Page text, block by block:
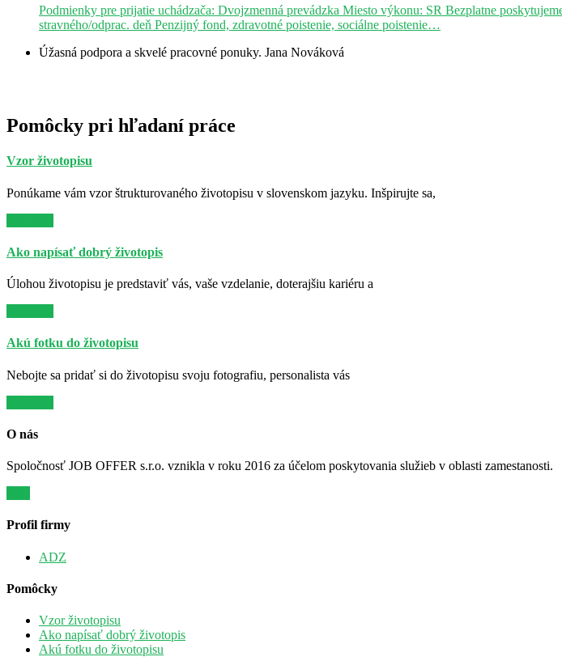
Podmienky pre prijatie uchádzača: Dvojzmenná prevádzka Miesto výkonu: SR Bezplatne
stravného/odprac. deň Penzijný fond, zdravotné poistenie, sociálne poistenie…
Úžasná podpora a skvelé pracovné ponuky. Jana Nováková
Pomôcky pri hľadaní práce
Vzor životopisu
Ponúkame vám vzor štrukturovaného životopisu v slovenskom jazyku. Inšpirujte sa,
Ako napísať dobrý životopis
Úlohou životopisu je predstaviť vás, vaše vzdelanie, doterajšiu kariéru a
Akú fotku do životopisu
Nebojte sa pridať si do životopisu svoju fotografiu, personalista vás
O nás
Spoločnosť JOB OFFER s.r.o. vznikla v roku 2016 za účelom poskytovania služieb v oblasti zamestanosti.
Profil firmy
ADZ
Pomôcky
Vzor životopisu
Ako napísať dobrý životopis
Akú fotku do životopisu